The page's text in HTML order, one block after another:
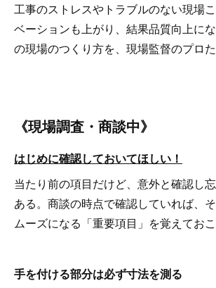
工事のストレスやトラブルのない現場
ベーションも上がり、結果品質向上に
の現場のつくり方を、現場監督のプロた
《現場調査・商談中》
はじめに確認しておいてほしい！
当たり前の項目だけど、意外と確認し
ある。商談の時点で確認していれば、
ムーズになる「重要項目」を覚えておこ
手を付ける部分は必ず寸法を測る